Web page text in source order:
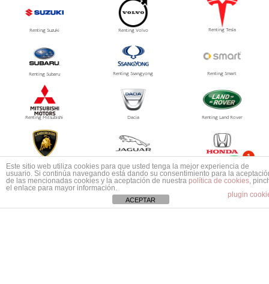
Renting Suzuki Renting Volvo Renting Tesla
Renting Subaru Renting Ssangyong Renting Smart
Renting Mitsubishi Dacia Renting Land Rover
Renting Aston Martin
Este sitio web utiliza cookies para que usted tenga la mejor experiencia de
usuario. Si continúa navegando está dando su consentimiento para la
de las mencionadas cookies y la aceptación de nuestra política de cookies,
el enlace para mayor información.
plugin
ACEPTAR
1
Mas información ¿No encuentras tu coche?